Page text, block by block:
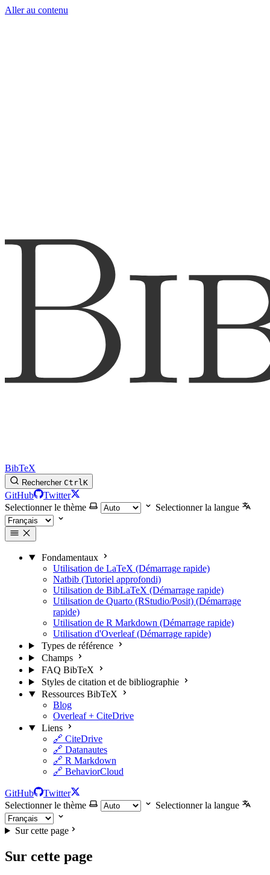
Aller au contenu
BibTeX
Rechercher CtrlK
GitHub
Twitter
Selectionner le thème
Selectionner la langue
Fondamentaux
Utilisation de LaTeX (Démarrage rapide)
Natbib (Tutoriel approfondi)
Utilisation de BibLaTeX (Démarrage rapide)
Utilisation de Quarto (RStudio/Posit) (Démarrage
rapide)
Utilisation de R Markdown (Démarrage rapide)
Utilisation d'Overleaf (Démarrage rapide)
Types de référence
Champs
FAQ BibTeX
Styles de citation et de bibliographie
Ressources BibTeX
Blog
Overleaf + CiteDrive
Liens
🔗 CiteDrive
🔗 Datanautes
🔗 R Markdown
🔗 BehaviorCloud
GitHub
Twitter
Selectionner le thème
Selectionner la langue
Sur cette page
Sur cette page